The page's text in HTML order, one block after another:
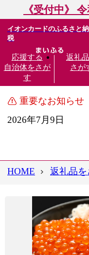
《受付中》
イオンカードのふるさと納
税
応援する
自治体をさが
す
返礼
さが
重要なお知らせ
2026年7月9日
HOME 返礼品